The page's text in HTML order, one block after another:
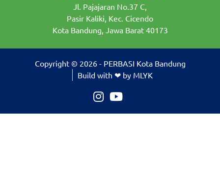
Jl. Pajajaran No.37 C,
Pasir Kaliki, Kec. Cicendo
Kota Bandung, Jawa Barat 40173
Copyright © 2026 - PERBASI Kota Bandung
Build with ❤ by MLYK